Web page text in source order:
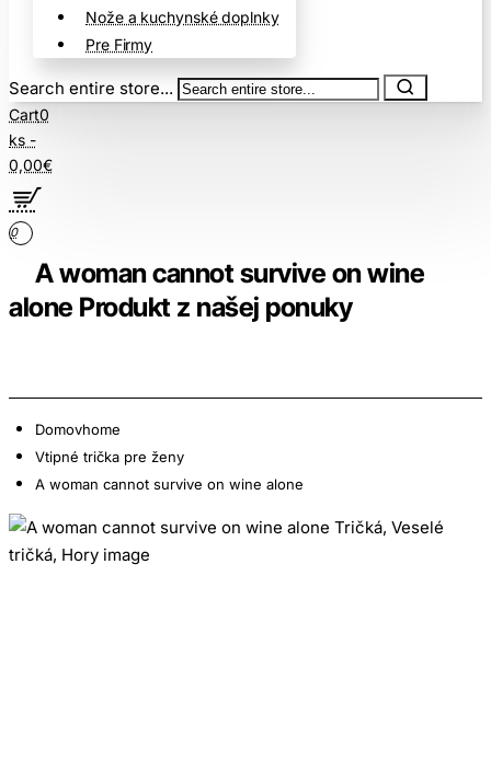
Nože a kuchynské doplnky
Pre Firmy
Search entire store...
Cart0
ks -
0,00€
0
A woman cannot survive on wine
alone Produkt z našej ponuky
Domovhome
Vtipné trička pre ženy
A woman cannot survive on wine alone